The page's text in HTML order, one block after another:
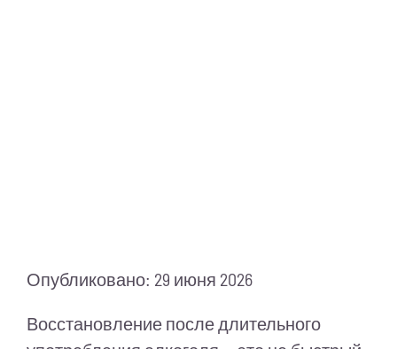
Опубликовано: 29 июня 2026
Восстановление после длительного